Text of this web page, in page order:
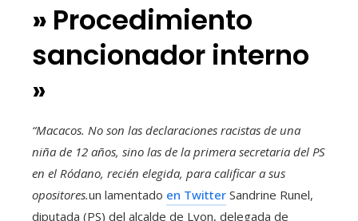
» Procedimiento
sancionador interno
»
“Macacos. No son las declaraciones racistas de una
niña de 12 años, sino las de la primera secretaria del PS
en el Ródano, recién elegida, para calificar a sus
opositores.un lamentado en Twitter Sandrine Runel,
diputada (PS) del alcalde de Lyon, delegada de